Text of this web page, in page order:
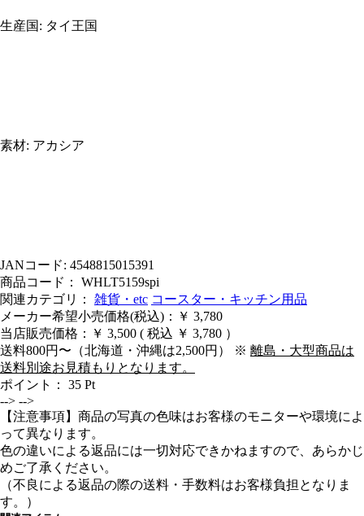
生産国: タイ王国
素材: アカシア
JANコード: 4548815015391
商品コード： WHLT5159spi
関連カテゴリ： 雑貨・etc コースター・キッチン用品
メーカー希望小売価格(税込)：￥ 3,780
当店販売価格：
￥ 3,500 ( 税込 ￥ 3,780 ）
送料800円〜（北海道・沖縄は2,500円） ※ 離島・大型商品は
送料別途お見積もりとなります。
ポイント： 35 Pt
--> -->
【注意事項】商品の写真の色味はお客様のモニターや環境によ
って異なります。
色の違いによる返品には一切対応できかねますので、あらかじ
めご了承ください。
（不良による返品の際の送料・手数料はお客様負担となりま
す。）